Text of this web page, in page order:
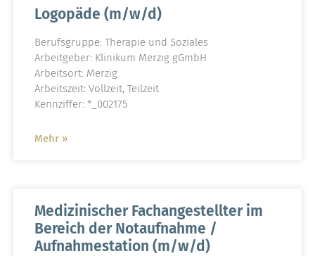
Logopäde (m/w/d)
Berufsgruppe: Therapie und Soziales
Arbeitgeber: Klinikum Merzig gGmbH
Arbeitsort: Merzig
Arbeitszeit: Vollzeit, Teilzeit
Kennziffer: *_002175
Mehr »
Medizinischer Fachangestellter im
Bereich der Notaufnahme /
Aufnahmestation (m/w/d)